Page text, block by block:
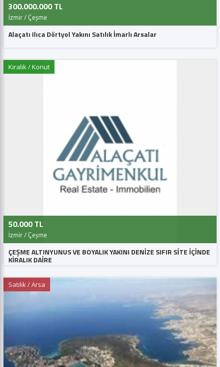
300.000.000 TL
İzmir / Çeşme
Alaçatı Ilıca Dörtyol Yakını Satılık İmarlı Arsalar
Kiralık / Konut
50.000 TL
İzmir / Çeşme
ÇEŞME ALTINYUNUS VE BOYALIK YAKINI DENİZE SIFIR SİTE İÇİNDE
KİRALIK DAİRE
Satılık / Arsa